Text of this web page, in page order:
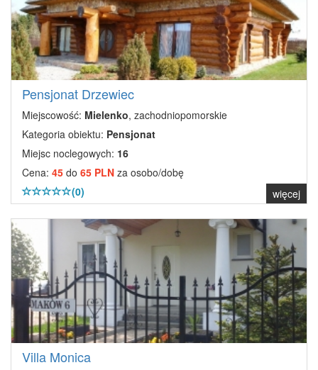
Pensjonat Drzewiec
Miejscowość: Mielenko, zachodniopomorskie
Kategoria obiektu: Pensjonat
Miejsc noclegowych: 16
Cena: 45 do 65 PLN za osobo/dobę
(0)
więcej
Villa Monica